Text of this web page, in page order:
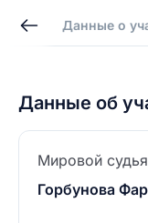
Данные о
Данные об
Мировой судья
Горбунова